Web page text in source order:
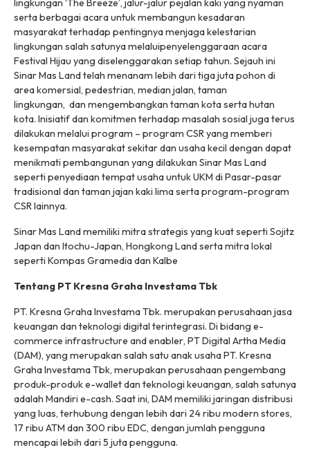
lingkungan ‘The Breeze’, jalur-jalur pejalan kaki yang nyaman
serta berbagai acara untuk membangun kesadaran
masyarakat terhadap pentingnya menjaga kelestarian
lingkungan salah satunya melaluipenyelenggaraan acara
Festival Hijau yang diselenggarakan setiap tahun. Sejauh ini
Sinar Mas Land telah menanam lebih dari tiga juta pohon di
area komersial, pedestrian, median jalan, taman
lingkungan, dan mengembangkan taman kota serta hutan
kota. Inisiatif dan komitmen terhadap masalah sosial juga terus
dilakukan melalui program – program CSR yang memberi
kesempatan masyarakat sekitar dan usaha kecil dengan dapat
menikmati pembangunan yang dilakukan Sinar Mas Land
seperti penyediaan tempat usaha untuk UKM di Pasar-pasar
tradisional dan taman jajan kaki lima serta program-program
CSR lainnya.
Sinar Mas Land memiliki mitra strategis yang kuat seperti Sojitz
Japan dan Itochu-Japan, Hongkong Land serta mitra lokal
seperti Kompas Gramedia dan Kalbe
Tentang PT Kresna Graha Investama Tbk
PT. Kresna Graha Investama Tbk. merupakan perusahaan jasa
keuangan dan teknologi digital terintegrasi. Di bidang e-
commerce infrastructure and enabler, PT Digital Artha Media
(DAM), yang merupakan salah satu anak usaha PT. Kresna
Graha Investama Tbk, merupakan perusahaan pengembang
produk-produk e-wallet dan teknologi keuangan, salah satunya
adalah Mandiri e-cash. Saat ini, DAM memiliki jaringan distribusi
yang luas, terhubung dengan lebih dari 24 ribu modern stores,
17 ribu ATM dan 300 ribu EDC, dengan jumlah pengguna
mencapai lebih dari 5 juta pengguna.